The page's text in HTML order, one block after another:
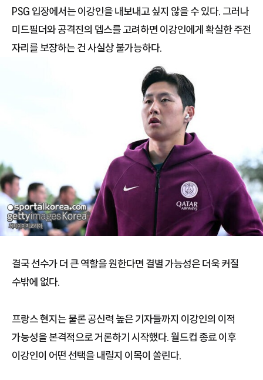
PSG 입장에서는 이강인을 내보내고 싶지 않을 수 있다. 그러나
미드필더와 공격진의 뎁스를 고려하면 이강인에게 확실한 주전
자리를 보장하는 건 사실상 불가능하다.
결국 선수가 더 큰 역할을 원한다면 결별 가능성은 더욱 커질
수밖에 없다.
프랑스 현지는 물론 공신력 높은 기자들까지 이강인의 이적
가능성을 본격적으로 거론하기 시작했다. 월드컵 종료 이후
이강인이 어떤 선택을 내릴지 이목이 쏠린다.